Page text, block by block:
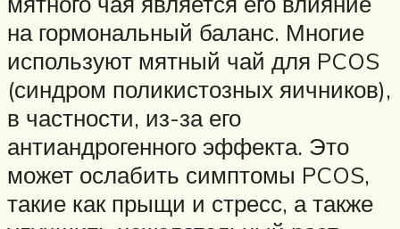
на гормональный баланс. Многие
используют мятный чай для PCOS
(синдром поликистозных яичников),
в частности, из-за его
антиандрогенного эффекта. Это
может ослабить симптомы PCOS,
такие как прыщи и стресс, а также